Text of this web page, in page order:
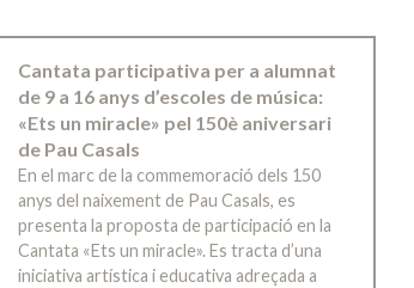
Cantata participativa per a alumnat
de 9 a 16 anys d’escoles de música:
«Ets un miracle» pel 150è aniversari
de Pau Casals
En el marc de la commemoració dels 150
anys del naixement de Pau Casals, es
presenta la proposta de participació en la
Cantata «Ets un miracle». Es tracta d’una
iniciativa artística i educativa adreçada a